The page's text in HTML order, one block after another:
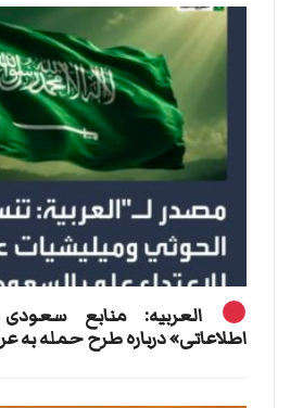
العربیه: منابع
اطلاعاتی» درباره طرح حمله به